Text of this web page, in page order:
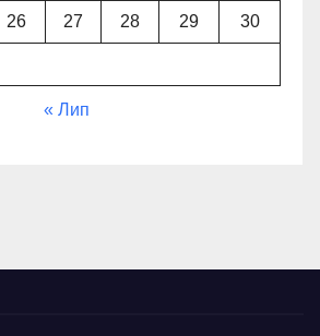
26 27 28 29 30
« Лип